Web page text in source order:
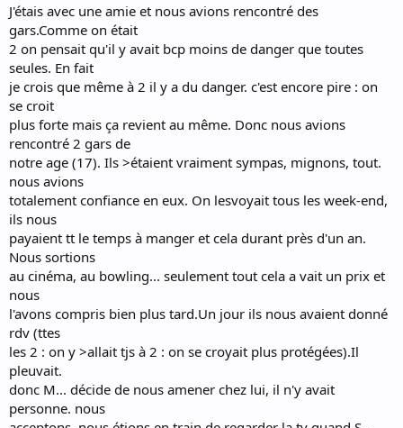
J'étais avec une amie et nous avions rencontré des
gars.Comme on était
2 on pensait qu'il y avait bcp moins de danger que toutes
seules. En fait
je crois que même à 2 il y a du danger. c'est encore pire : on
se croit
plus forte mais ça revient au même. Donc nous avions
rencontré 2 gars de
notre age (17). Ils >étaient vraiment sympas, mignons, tout.
nous avions
totalement confiance en eux. On lesvoyait tous les week-end,
ils nous
payaient tt le temps à manger et cela durant près d'un an.
Nous sortions
au cinéma, au bowling... seulement tout cela a vait un prix et
nous
l'avons compris bien plus tard.Un jour ils nous avaient donné
rdv (ttes
les 2 : on y >allait tjs à 2 : on se croyait plus protégées).Il
pleuvait.
donc M... décide de nous amener chez lui, il n'y avait
personne. nous